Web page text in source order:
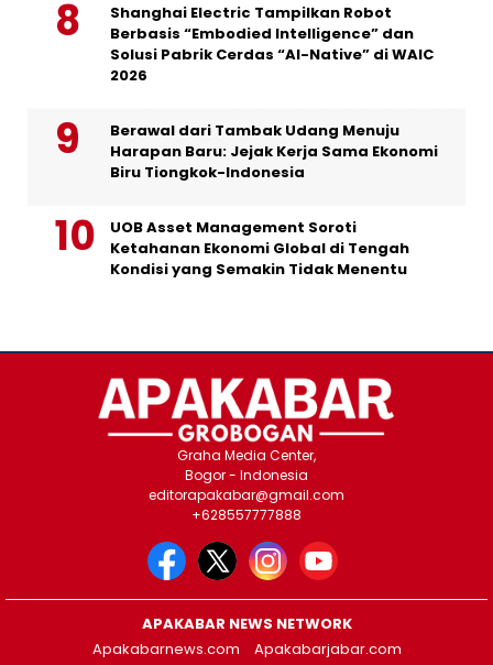
Shanghai Electric Tampilkan Robot
Berbasis “Embodied Intelligence” dan
Solusi Pabrik Cerdas “AI-Native” di WAIC
2026
Berawal dari Tambak Udang Menuju
Harapan Baru: Jejak Kerja Sama Ekonomi
Biru Tiongkok-Indonesia
UOB Asset Management Soroti
Ketahanan Ekonomi Global di Tengah
Kondisi yang Semakin Tidak Menentu
Graha Media Center,
Bogor - Indonesia
editorapakabar@gmail.com
+628557777888
APAKABAR NEWS NETWORK
Apakabarnews.com
Apakabarjabar.com